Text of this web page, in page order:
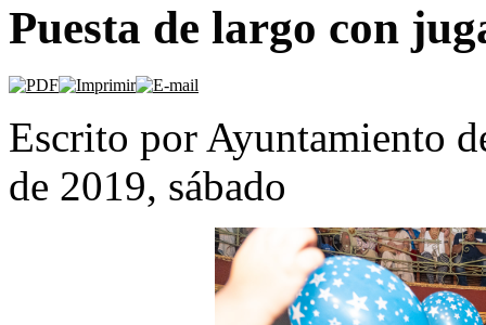
Puesta de largo con
Escrito por Ayuntamiento
de 2019, sábado